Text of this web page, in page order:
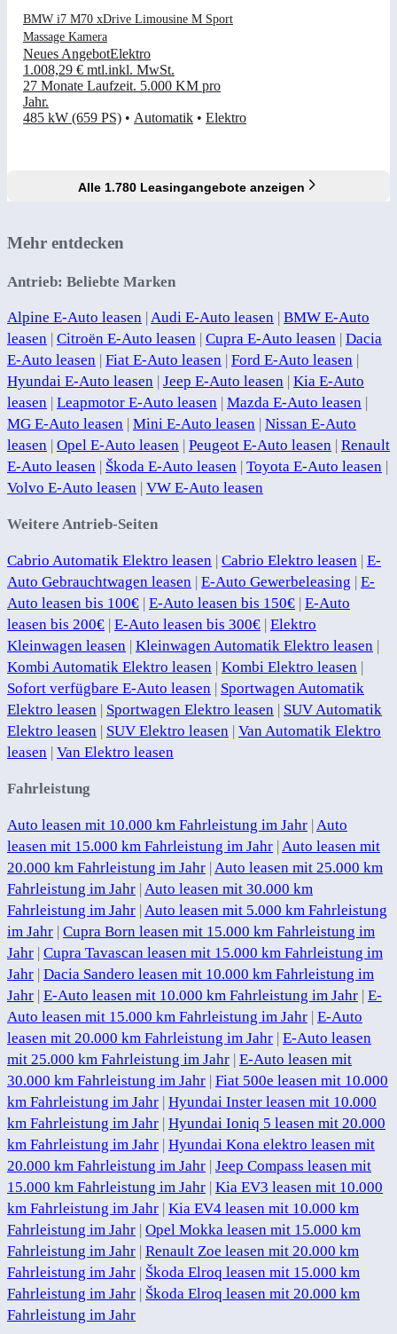
BMW i7 M70 xDrive Limousine M Sport
Massage Kamera
Neues AngebotElektro
1.008,29 € mtl.inkl. MwSt.
27 Monate Laufzeit. 5.000 KM pro
Jahr.
485 kW (659 PS) • Automatik • Elektro
Alle 1.780 Leasingangebote anzeigen
Mehr entdecken
Antrieb: Beliebte Marken
Alpine E-Auto leasen Audi E-Auto leasen
BMW E-Auto
leasen
Citroën E-Auto leasen Cupra E-Auto leasen
Dacia
E-Auto leasen
Fiat E-Auto leasen Ford E-Auto leasen
Hyundai E-Auto leasen
Jeep E-Auto leasen
Kia E-Auto
leasen
Leapmotor E-Auto leasen Mazda E-Auto leasen
MG E-Auto leasen
Mini E-Auto leasen
Nissan E-Auto
leasen
Opel E-Auto leasen Peugeot E-Auto leasen
Renault
E-Auto leasen
Škoda E-Auto leasen Toyota E-Auto leasen
Volvo E-Auto leasen
VW E-Auto leasen
Weitere Antrieb-Seiten
Cabrio Automatik Elektro leasen | Cabrio Elektro leasen | E-
Auto Gebrauchtwagen leasen | E-Auto Gewerbeleasing | E-
Auto leasen bis 100€ | E-Auto leasen bis 150€ | E-Auto
leasen bis 200€ | E-Auto leasen bis 300€ | Elektro
Kleinwagen leasen | Kleinwagen Automatik Elektro leasen |
Kombi Automatik Elektro leasen | Kombi Elektro leasen |
Sofort verfügbare E-Auto leasen | Sportwagen Automatik
Elektro leasen | Sportwagen Elektro leasen | SUV Automatik
Elektro leasen | SUV Elektro leasen | Van Automatik Elektro
leasen | Van Elektro leasen
Fahrleistung
Auto leasen mit 10.000 km Fahrleistung im Jahr | Auto
leasen mit 15.000 km Fahrleistung im Jahr | Auto leasen mit
20.000 km Fahrleistung im Jahr | Auto leasen mit 25.000 km
Fahrleistung im Jahr | Auto leasen mit 30.000 km
Fahrleistung im Jahr | Auto leasen mit 5.000 km Fahrleistung
im Jahr | Cupra Born leasen mit 15.000 km Fahrleistung im
Jahr | Cupra Tavascan leasen mit 15.000 km Fahrleistung im
Jahr | Dacia Sandero leasen mit 10.000 km Fahrleistung im
Jahr | E-Auto leasen mit 10.000 km Fahrleistung im Jahr | E-
Auto leasen mit 15.000 km Fahrleistung im Jahr | E-Auto
leasen mit 20.000 km Fahrleistung im Jahr | E-Auto leasen
mit 25.000 km Fahrleistung im Jahr | E-Auto leasen mit
30.000 km Fahrleistung im Jahr | Fiat 500e leasen mit 10.000
km Fahrleistung im Jahr | Hyundai Inster leasen mit 10.000
km Fahrleistung im Jahr | Hyundai Ioniq 5 leasen mit 20.000
km Fahrleistung im Jahr | Hyundai Kona elektro leasen mit
20.000 km Fahrleistung im Jahr | Jeep Compass leasen mit
15.000 km Fahrleistung im Jahr | Kia EV3 leasen mit 10.000
km Fahrleistung im Jahr | Kia EV4 leasen mit 10.000 km
Fahrleistung im Jahr | Opel Mokka leasen mit 15.000 km
Fahrleistung im Jahr | Renault Zoe leasen mit 20.000 km
Fahrleistung im Jahr | Škoda Elroq leasen mit 15.000 km
Fahrleistung im Jahr | Škoda Elroq leasen mit 20.000 km
Fahrleistung im Jahr